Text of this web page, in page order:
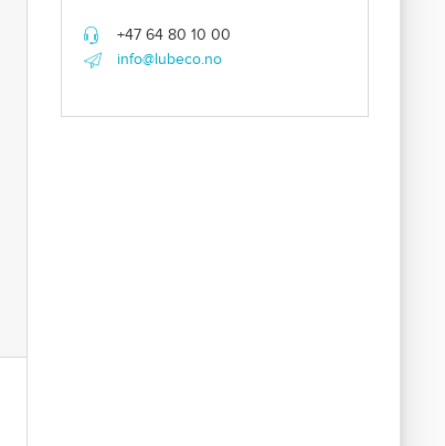
+47 64 80 10 00
info@lubeco.no